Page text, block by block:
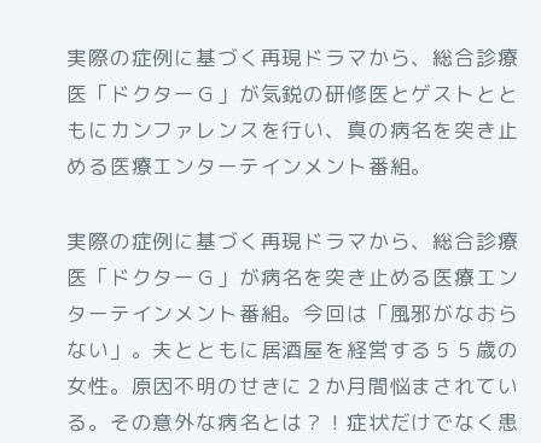
実際の症例に基づく再現ドラマから、総合診療
医「ドクターＧ」が気鋭の研修医とゲストとと
もにカンファレンスを行い、真の病名を突き止
める医療エンターテインメント番組。
実際の症例に基づく再現ドラマから、総合診療
医「ドクターＧ」が病名を突き止める医療エン
ターテインメント番組。今回は「風邪がなおら
ない」。夫とともに居酒屋を経営する５５歳の
女性。原因不明のせきに２か月間悩まされてい
る。その意外な病名とは？！症状だけでなく患